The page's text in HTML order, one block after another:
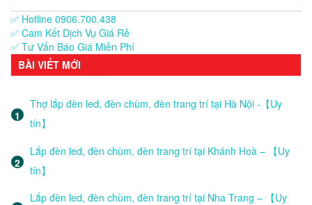
✅ Hotline 0906.700.438
✅ Cam Kết Dịch Vụ Giá Rẻ
✅ Tư Vấn Báo Giá Miễn Phí
BÀI VIẾT MỚI
Thợ lắp đèn led, đèn chùm, đèn trang trí tại Hà Nội -【Uy
tín】
Lắp đèn led, đèn chùm, đèn trang trí tại Khánh Hoà – 【Uy
tín】
Lắp đèn led, đèn chùm, đèn trang trí tại Nha Trang – 【Uy